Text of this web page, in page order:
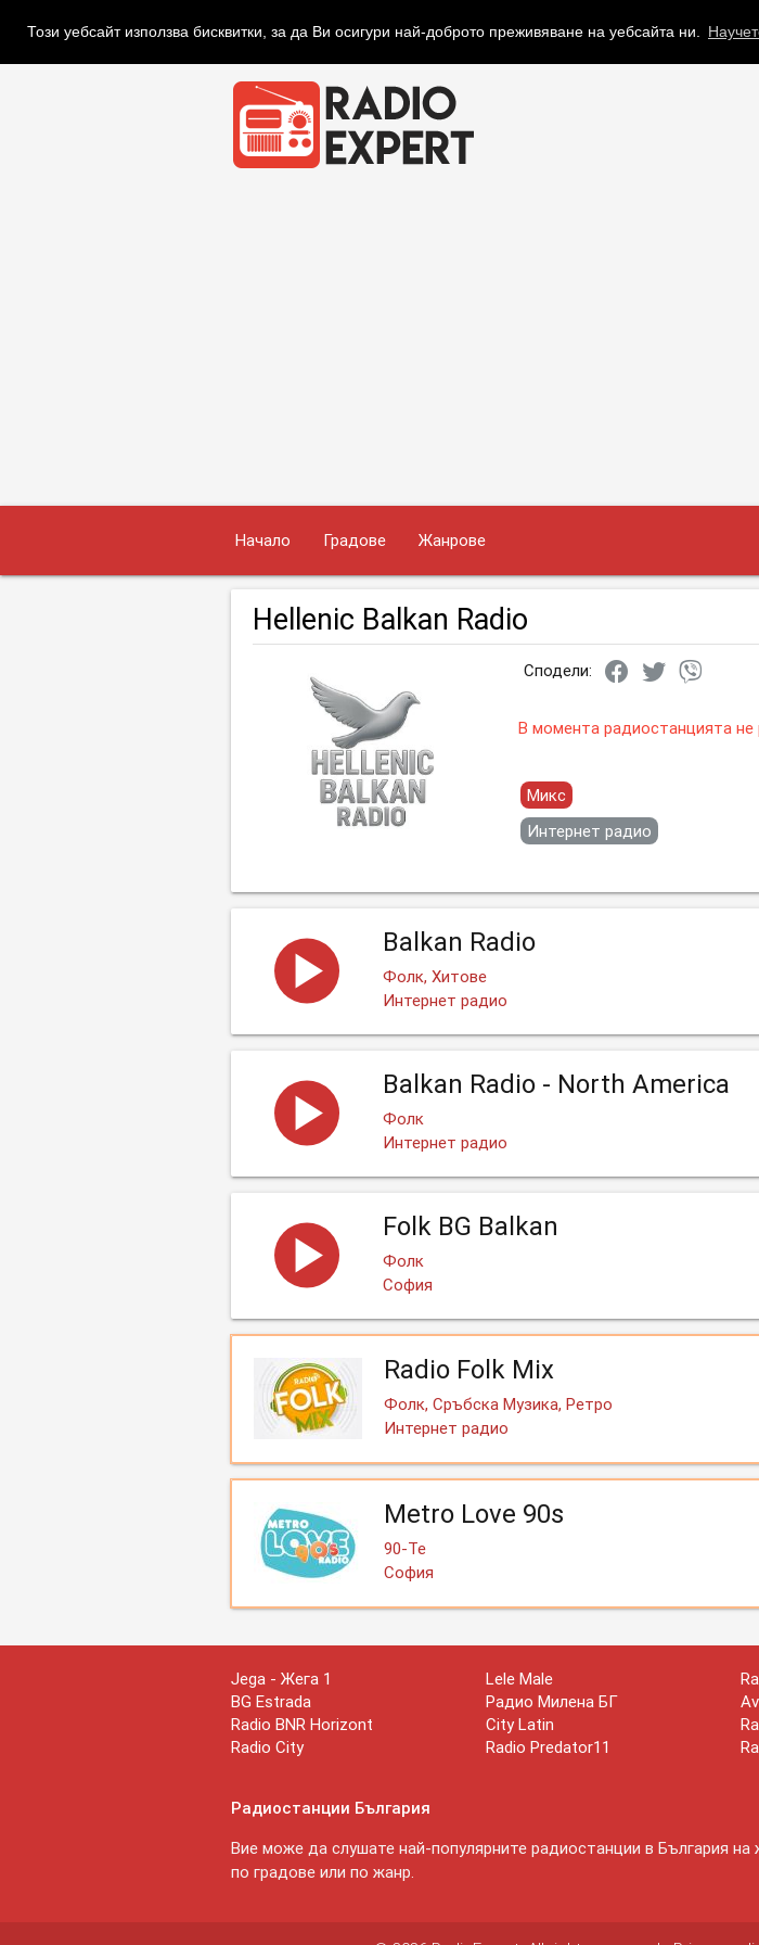
Този уебсайт използва бисквитки, за да Ви осигури най-доброто преживяване на уебсайта ни.
Начало Градове Жанрове
Hellenic Balkan Radio
Сподели:
В момента радиостанцията не
Микс
Интернет радио
Balkan Radio
Фолк, Хитове
Интернет радио
Balkan Radio - North America
Фолк
Интернет радио
Folk BG Balkan
Фолк
София
Radio Folk Mix
Фолк, Сръбска Музика, Ретро
Интернет радио
Metro Love 90s
90-Те
София
Jega - Жега 1
BG Estrada
Radio BNR Horizont
Radio City
Lele Male
Радио Милена БГ
City Latin
Radio Predator11
Радиостанции България
Вие може да слушате най-популярните радиостанции в България
по градове или по жанр.